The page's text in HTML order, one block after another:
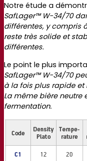
Notre étude a
SafLager™ W-34/70
différentes, y compris
reste très solide et
différentes.
Le point le plus
SafLager™ W-34/70
à la fois plus rapide et
La même bière neutre
fermentation.